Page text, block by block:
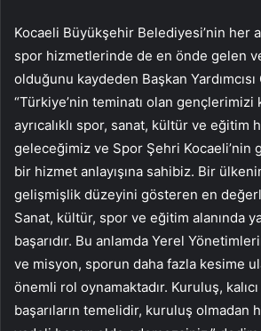
Kocaeli Büyükşehir Belediyesi’nin her
spor hizmetlerinde de en önde gelen
olduğunu kaydeden Başkan Yardımcısı
“Türkiye’nin teminatı olan gençlerimizi
ayrıcalıklı spor, sanat, kültür ve eğitim
geleceğimiz ve Spor Şehri Kocaeli’nin
bir hizmet anlayışına sahibiz. Bir
gelişmişlik düzeyini gösteren en
Sanat, kültür, spor ve eğitim alanında
başarıdır. Bu anlamda Yerel
ve misyon, sporun daha fazla kesime
önemli rol oynamaktadır. Kuruluş,
başarıların temelidir, kuruluş olmadan